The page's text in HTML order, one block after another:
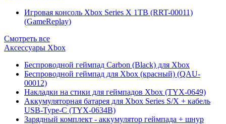
Игровая консоль Xbox Series X 1TB (RRT-00011)
(GameReplay)
Смотреть все
Аксессуары Xbox
Беспроводной геймпад Carbon (Black) для Xbox
Беспроводной геймпад для Xbox (красный) (QAU-
00012)
Накладки на стики для геймпадов Xbox (TYX-0649)
Аккумуляторная батарея для Xbox Series S/X + кабель
USB-Type-C (TYX-0634B)
Зарядный комплект - аккумулятор геймпада + шнур